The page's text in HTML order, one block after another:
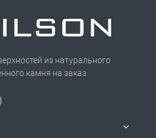
из натурального
камня на заказ